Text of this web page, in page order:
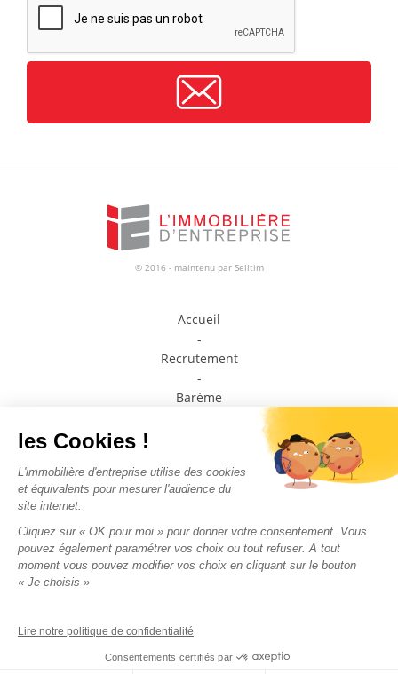
© 2016 - maintenu par Selltim
Accueil
-
Recrutement
-
Barème
Prendre contact avec un conseiller
Médiateur de la consommation
-
-
Mentions légales
-
Nous suivre sur les
réseaux sociaux